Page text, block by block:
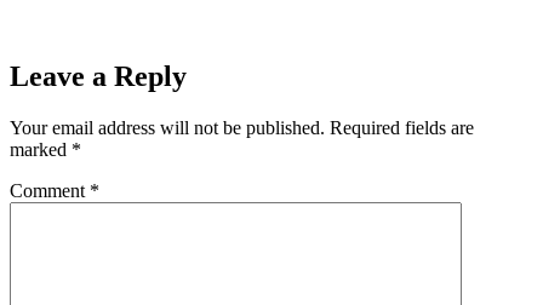
Leave a Reply
Your email address will not be published. Required fields are
marked *
Comment *